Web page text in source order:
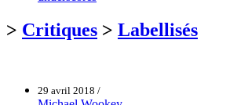
> Critiques > Labellisés
29 avril 2018 /